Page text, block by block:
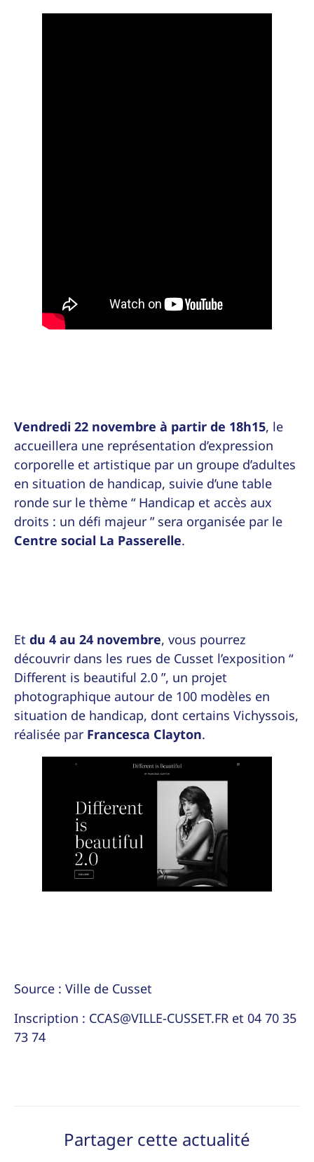
Vendredi 22 novembre à partir de 18h15, le
accueillera une représentation d’expression
corporelle et artistique par un groupe d’adultes
en situation de handicap, suivie d’une table
ronde sur le thème “ Handicap et accès aux
droits : un défi majeur ” sera organisée par le
Centre social La Passerelle.
Et du 4 au 24 novembre, vous pourrez
découvrir dans les rues de Cusset l’exposition “
Different is beautiful 2.0 ”, un projet
photographique autour de 100 modèles en
situation de handicap, dont certains Vichyssois,
réalisée par Francesca Clayton.
Source : Ville de Cusset
Inscription : CCAS@VILLE-CUSSET.FR et 04 70 35
73 74
Partager cette actualité